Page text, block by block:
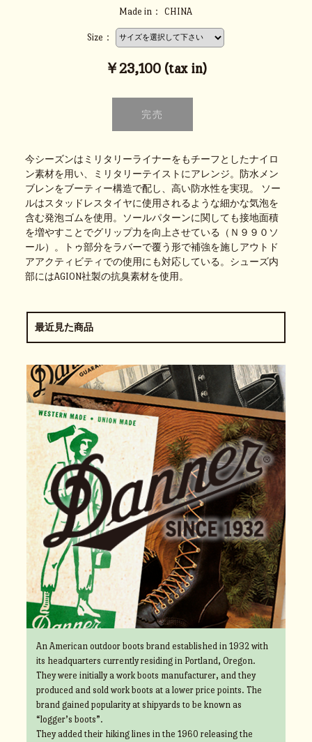
Made in：
CHINA
Size：
￥23,100 (tax in)
今シーズンはミリタリーライナーをもチーフとしたナイロ
ン素材を用い、ミリタリーテイストにアレンジ。防水メン
ブレンをブーティー構造で配し、高い防水性を実現。 ソー
ルはスタッドレスタイヤに使用されるような細かな気泡を
含む発泡ゴムを使用。ソールパターンに関しても接地面積
を増やすことでグリップ力を向上させている（Ｎ９９０ソ
ール）。トゥ部分をラバーで覆う形で補強を施しアウトド
アアクティビティでの使用にも対応している。シューズ内
部にはAGION社製の抗臭素材を使用。
最近見た商品
An American outdoor boots brand established in 1932 with
its headquarters currently residing in Portland, Oregon.
They were initially a work boots manufacturer, and they
produced and sold work boots at a lower price points. The
brand gained popularity at shipyards to be known as
“logger’s boots”.
They added their hiking lines in the 1960 releasing the